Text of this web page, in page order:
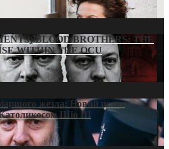
BLOOD BROTHERS: THE
WITHIN THE OCU
жезла: Новий шлях
Католикосом Шіо III